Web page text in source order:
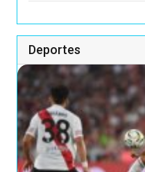
Deportes